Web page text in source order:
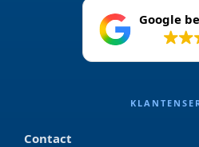
Google
Contact